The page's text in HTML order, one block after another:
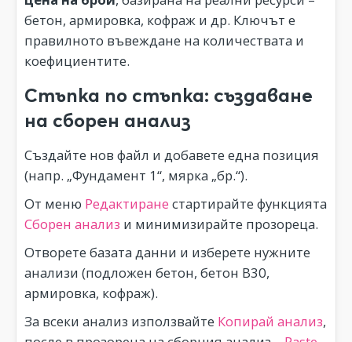
бетон, армировка, кофраж и др. Ключът е
правилното въвеждане на количествата и
коефициентите.
Стъпка по стъпка: създаване
на сборен анализ
Създайте нов файл и добавете една позиция
(напр. „Фундамент 1“, мярка „бр.“).
От меню Редактиране стартирайте функцията
Сборен анализ и минимизирайте прозореца.
Отворете базата данни и изберете нужните
анализи (подложен бетон, бетон B30,
армировка, кофраж).
За всеки анализ използвайте Копирай анализ,